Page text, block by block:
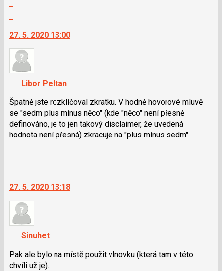
a
P
pro
předchozí
nový
další
nový
názor.
navigaci
lze
použít
i
klávesy
N
pro
předchozí
nový
názor
27. 5. 2020 13:00
Libor Peltan
Špatně jste rozklíčoval zkratku. V hodně hovorové mluvě
se "sedm plus mínus něco" (kde "něco" není přesně
definováno, je to jen takový disclaimer, že uvedená
hodnota není přesná) zkracuje na "plus mínus sedm".
další
nový
názor.
navigaci
lze
použít
i
27. 5. 2020 13:18
Sinuhet
Pak ale bylo na místě použit vlnovku (která tam v této
chvíli už je).